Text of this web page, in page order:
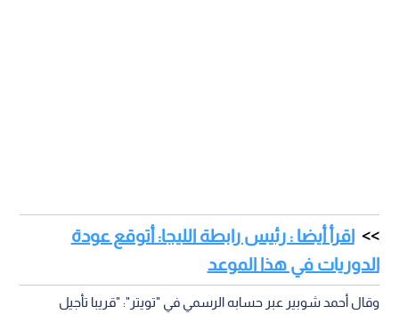
اقرأ أيضا : رئيس رابطة الليجا: أتوقع عودة
الدوريات في هذا الموعد
وقال أحمد شوبير عبر حسابه الرسمي في "تويتر": "قريبا تأجيل